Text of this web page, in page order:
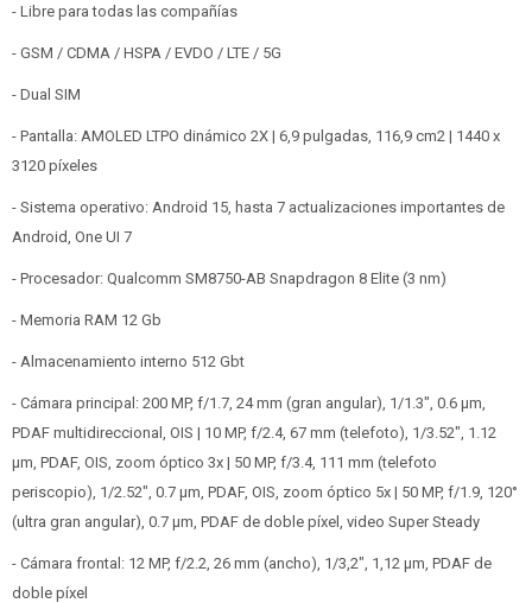
- Libre para todas las compañías
- GSM / CDMA / HSPA / EVDO / LTE / 5G
- Dual SIM
- Pantalla: AMOLED LTPO dinámico 2X | 6,9 pulgadas, 116,9 cm2 | 1440 x
3120 píxeles
- Sistema operativo: Android 15, hasta 7 actualizaciones importantes de
Android, One UI 7
- Procesador: Qualcomm SM8750-AB Snapdragon 8 Elite (3 nm)
- Memoria RAM 12 Gb
- Almacenamiento interno 512 Gbt
- Cámara principal: 200 MP, f/1.7, 24 mm (gran angular), 1/1.3", 0.6 µm,
PDAF multidireccional, OIS | 10 MP, f/2.4, 67 mm (telefoto), 1/3.52", 1.12
µm, PDAF, OIS, zoom óptico 3x | 50 MP, f/3.4, 111 mm (telefoto
periscopio), 1/2.52", 0.7 µm, PDAF, OIS, zoom óptico 5x | 50 MP, f/1.9, 120°
(ultra gran angular), 0.7 µm, PDAF de doble píxel, video Super Steady
- Cámara frontal: 12 MP, f/2.2, 26 mm (ancho), 1/3,2", 1,12 µm, PDAF de
doble píxel